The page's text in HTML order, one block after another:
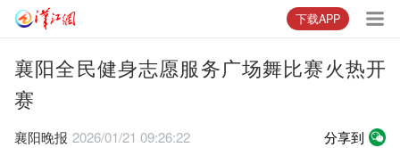
下载APP
襄阳全民健身志愿服务广场舞比赛火热开
赛
襄阳晚报 2026/01/21 09:26:22 分享到